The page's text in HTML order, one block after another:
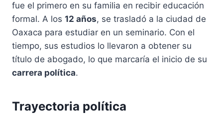
fue el primero en su familia en recibir educación
formal. A los 12 años, se trasladó a la ciudad de
Oaxaca para estudiar en un seminario. Con el
tiempo, sus estudios lo llevaron a obtener su
título de abogado, lo que marcaría el inicio de su
carrera política.
Trayectoria política